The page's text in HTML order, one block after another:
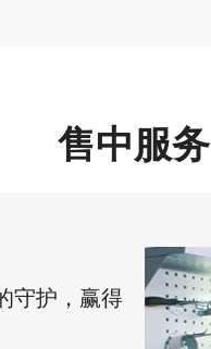
售中服务
守护，赢得